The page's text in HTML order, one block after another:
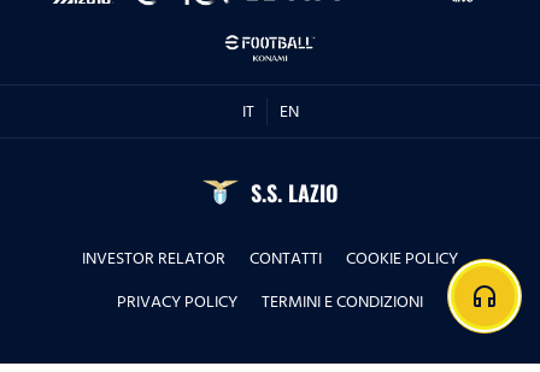
IT EN
S.S. LAZIO
INVESTOR RELATOR CONTATTI
COOKIE POLICY
PRIVACY POLICY
TERMINI E CONDIZIONI headphones